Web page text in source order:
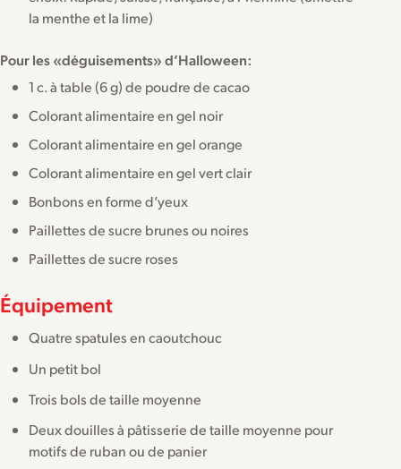
la menthe et la lime)
Pour les «déguisements» d’Halloween:
1 c. à table (6 g) de poudre de cacao
Colorant alimentaire en gel noir
Colorant alimentaire en gel orange
Colorant alimentaire en gel vert clair
Bonbons en forme d’yeux
Paillettes de sucre brunes ou noires
Paillettes de sucre roses
Équipement
Quatre spatules en caoutchouc
Un petit bol
Trois bols de taille moyenne
Deux douilles à pâtisserie de taille moyenne pour
motifs de ruban ou de panier